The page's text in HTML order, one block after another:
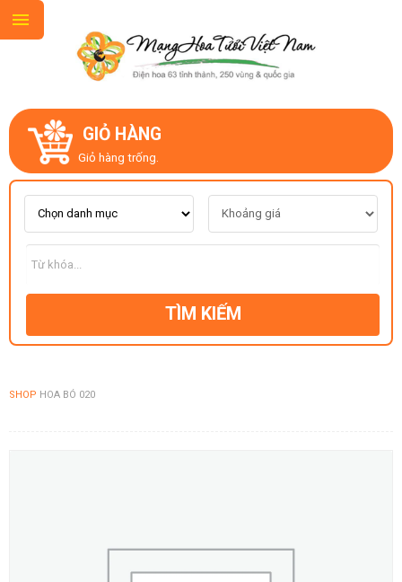
GIỎ HÀNG
Giỏ hàng trống.
TÌM KIẾM
SHOP HOA BÓ 020
GIỚI THIỆU
LIÊN HỆ
MẪU HOA MỚI
CHỦ ĐỀ